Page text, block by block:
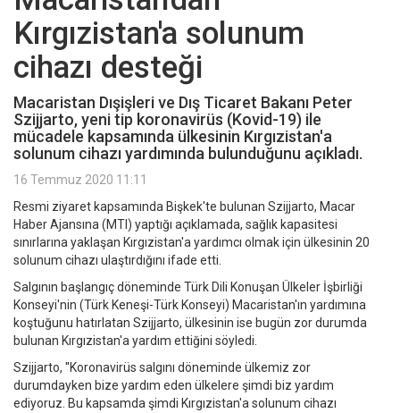
Kırgızistan'a solunum
cihazı desteği
Macaristan Dışişleri ve Dış Ticaret Bakanı Peter
Szijjarto, yeni tip koronavirüs (Kovid-19) ile
mücadele kapsamında ülkesinin Kırgızistan'a
solunum cihazı yardımında bulunduğunu açıkladı.
16 Temmuz 2020 11:11
Resmi ziyaret kapsamında Bişkek'te bulunan Szijjarto, Macar
Haber Ajansına (MTI) yaptığı açıklamada, sağlık kapasitesi
sınırlarına yaklaşan Kırgızistan'a yardımcı olmak için ülkesinin 20
solunum cihazı ulaştırdığını ifade etti.
Salgının başlangıç döneminde Türk Dili Konuşan Ülkeler İşbirliği
Konseyi'nin (Türk Keneşi-Türk Konseyi) Macaristan'ın yardımına
koştuğunu hatırlatan Szijjarto, ülkesinin ise bugün zor durumda
bulunan Kırgızistan'a yardım ettiğini söyledi.
Szijjarto, ''Koronavirüs salgını döneminde ülkemiz zor
durumdayken bize yardım eden ülkelere şimdi biz yardım
ediyoruz. Bu kapsamda şimdi Kırgızistan'a solunum cihazı